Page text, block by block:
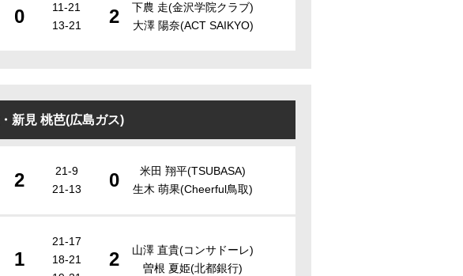
0
11-21
13-21
2
下農 走(金沢学院クラブ)
大澤 陽奈(ACT SAIKYO)
・ 新見 桃芭(広島ガス)
2
21-9
21-13
0
米田 翔平(TSUBASA)
生木 萌果(Cheerful鳥取)
1
21-17
18-21
2
山澤 直貴(コンサドーレ)
曽根 夏姫(北都銀行)